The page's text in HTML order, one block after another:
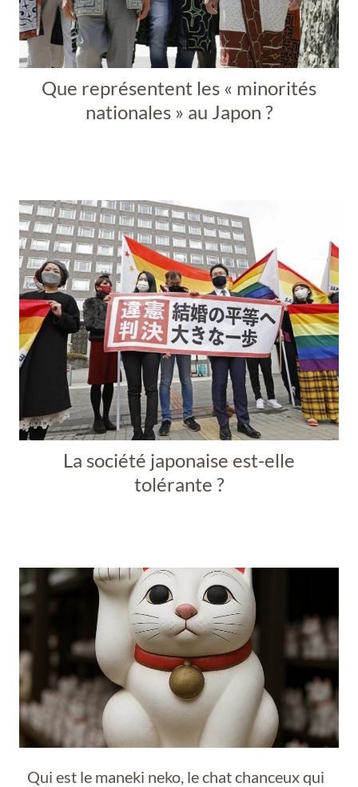
Que représentent les « minorités
nationales » au Japon ?
La société japonaise est-elle
tolérante ?
Qui est le maneki neko, le chat chanceux qui